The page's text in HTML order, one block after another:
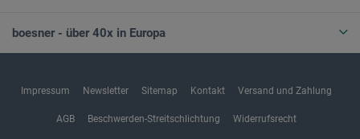
boesner - über 40x in Europa
Impressum Newsletter Sitemap Kontakt Versand und Zahlung
AGB Beschwerden-Streitschlichtung Widerrufsrecht